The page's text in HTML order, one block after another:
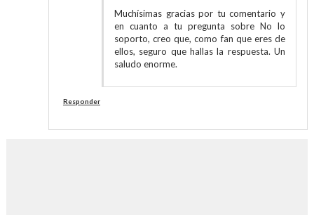
Muchísimas gracias por tu comentario y
en cuanto a tu pregunta sobre No lo
soporto, creo que, como fan que eres de
ellos, seguro que hallas la respuesta. Un
saludo enorme.
Responder